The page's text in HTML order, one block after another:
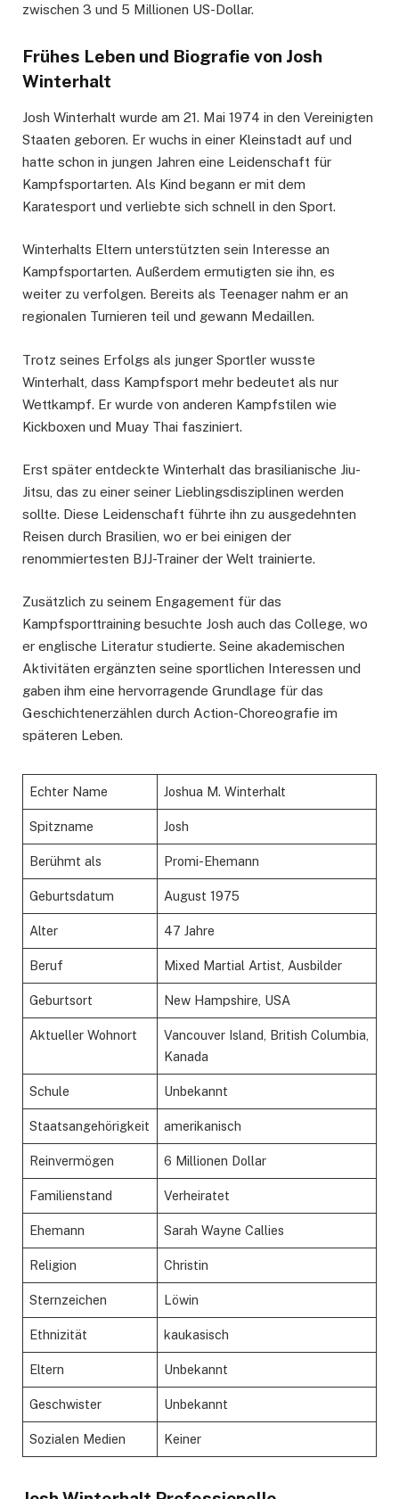
zwischen 3 und 5 Millionen US-Dollar.
Frühes Leben und Biografie von Josh
Winterhalt
Josh Winterhalt wurde am 21. Mai 1974 in den Vereinigten
Staaten geboren. Er wuchs in einer Kleinstadt auf und
hatte schon in jungen Jahren eine Leidenschaft für
Kampfsportarten. Als Kind begann er mit dem
Karatesport und verliebte sich schnell in den Sport.
Winterhalts Eltern unterstützten sein Interesse an
Kampfsportarten. Außerdem ermutigten sie ihn, es
weiter zu verfolgen. Bereits als Teenager nahm er an
regionalen Turnieren teil und gewann Medaillen.
Trotz seines Erfolgs als junger Sportler wusste
Winterhalt, dass Kampfsport mehr bedeutet als nur
Wettkampf. Er wurde von anderen Kampfstilen wie
Kickboxen und Muay Thai fasziniert.
Erst später entdeckte Winterhalt das brasilianische Jiu-
Jitsu, das zu einer seiner Lieblingsdisziplinen werden
sollte. Diese Leidenschaft führte ihn zu ausgedehnten
Reisen durch Brasilien, wo er bei einigen der
renommiertesten BJJ-Trainer der Welt trainierte.
Zusätzlich zu seinem Engagement für das
Kampfsporttraining besuchte Josh auch das College, wo
er englische Literatur studierte. Seine akademischen
Aktivitäten ergänzten seine sportlichen Interessen und
gaben ihm eine hervorragende Grundlage für das
Geschichtenerzählen durch Action-Choreografie im
späteren Leben.
Echter Name Joshua M. Winterhalt
Spitzname Josh
Berühmt als Promi-Ehemann
Geburtsdatum August 1975
Alter 47 Jahre
Beruf Mixed Martial Artist, Ausbilder
Geburtsort New Hampshire, USA
Aktueller Wohnort
Vancouver Island, British Columbia,
Kanada
Schule Unbekannt
Staatsangehörigkeit amerikanisch
Reinvermögen 6 Millionen Dollar
Familienstand Verheiratet
Ehemann Sarah Wayne Callies
Religion Christin
Sternzeichen Löwin
Ethnizität kaukasisch
Eltern Unbekannt
Geschwister Unbekannt
Sozialen Medien Keiner